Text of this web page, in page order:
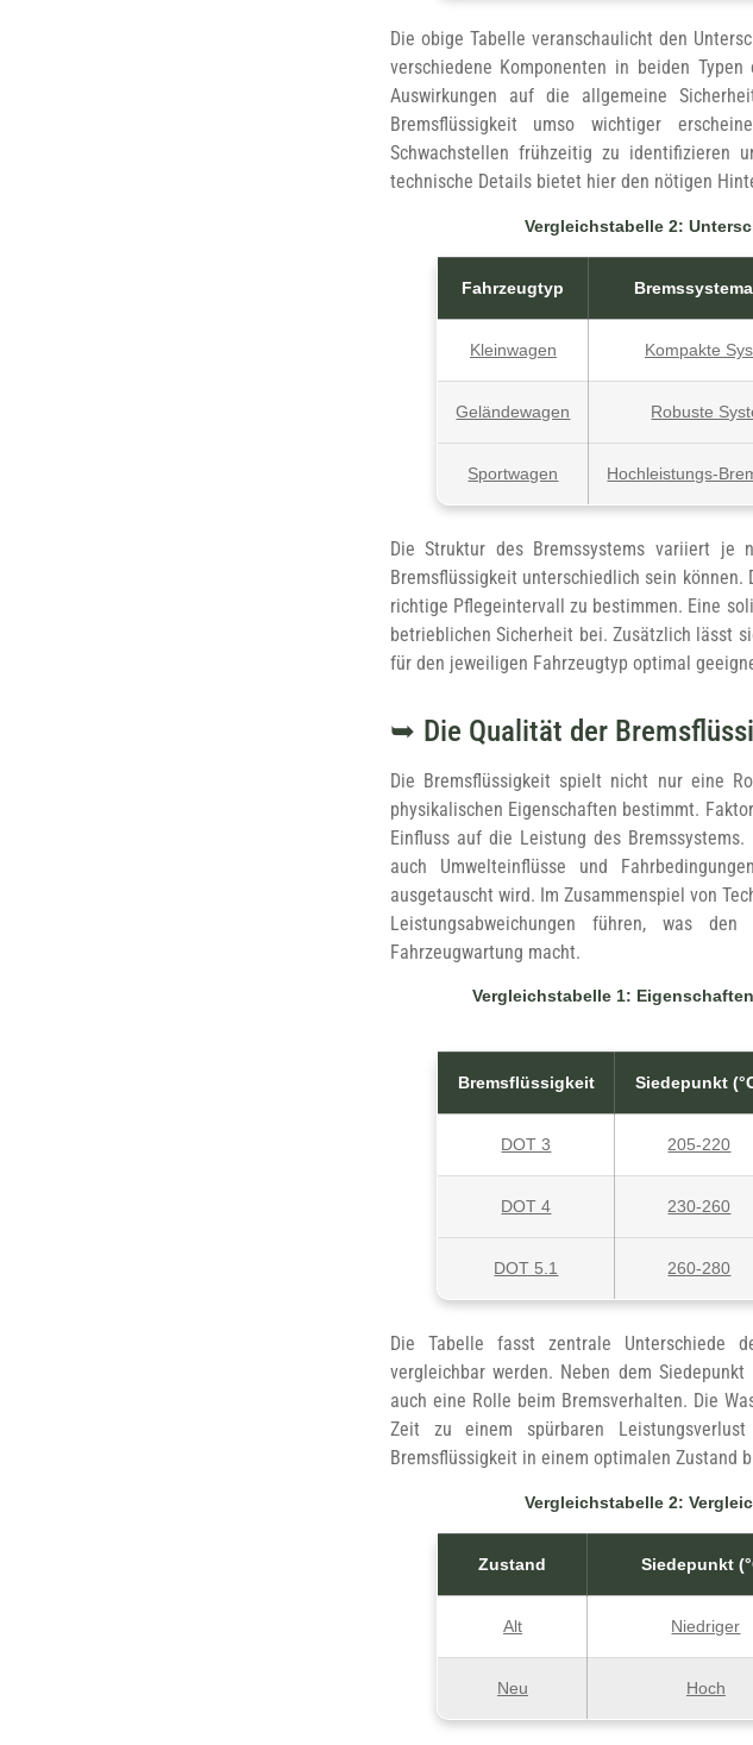
Die obige Tabelle veranschaulicht den
verschiedene Komponenten in beiden
Auswirkungen auf die allgemeine
Bremsflüssigkeit umso wichtiger
Schwachstellen frühzeitig zu identifizieren
technische Details bietet hier den nötigen
Vergleichstabelle 2:
Fahrzeugtyp
Kleinwagen Kompakte
Geländewagen Robuste
Sportwagen Hochleistungs-
Die Struktur des Bremssystems variiert je
Bremsflüssigkeit unterschiedlich sein
richtige Pflegeintervall zu bestimmen. Eine
betrieblichen Sicherheit bei. Zusätzlich lässt
für den jeweiligen Fahrzeugtyp optimal
Die Qualität der
Die Bremsflüssigkeit spielt nicht nur eine
physikalischen Eigenschaften bestimmt.
Einfluss auf die Leistung des
auch Umwelteinflüsse und
ausgetauscht wird. Im Zusammenspiel von
Leistungsabweichungen führen, was
Fahrzeugwartung macht.
Vergleichstabelle 1:
Bremsflüssigkeit Siedepunkt
DOT 3 205-220
DOT 4 230-260
DOT 5.1 260-280
Die Tabelle fasst zentrale Unterschiede
vergleichbar werden. Neben dem
auch eine Rolle beim Bremsverhalten. Die
Zeit zu einem spürbaren
Bremsflüssigkeit in einem optimalen Zustand
Vergleichstabelle 2:
Zustand Siedepunkt
Alt Niedriger
Neu Hoch